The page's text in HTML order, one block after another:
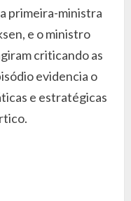
primeira-ministra
e o ministro
criticando as
evidencia o
e estratégicas